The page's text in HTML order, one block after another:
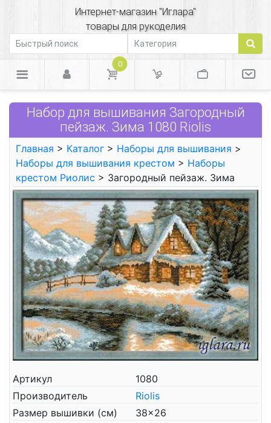
Интернет-магазин "Иглара"
товары для рукоделия
0
Набор для вышивания Загородный
пейзаж. Зима 1080 Riolis
Главная > Каталог > Наборы для вышивания >
Наборы для вышивания крестом > Наборы
крестом Риолис > Загородный пейзаж. Зима
Артикул
1080
Производитель
Riolis
Размер вышивки (см)
38x26